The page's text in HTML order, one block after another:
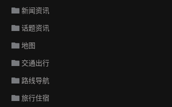
新闻资讯
话题资讯
地图
交通出行
路线导航
旅行住宿